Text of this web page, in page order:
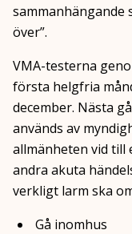
sammanhängande
över”.
VMA-testerna
första helgfria
december. Nästa
används av
allmänheten vid till
andra akuta
verkligt larm ska
Gå inomhus